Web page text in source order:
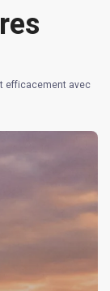
efficacement avec